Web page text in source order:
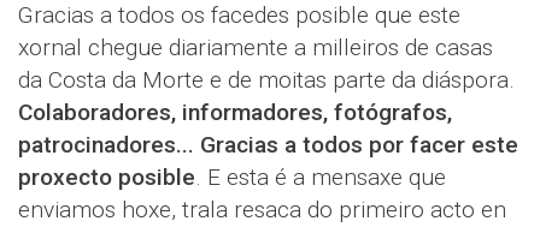
Gracias a todos os facedes posible que este
xornal chegue diariamente a milleiros de casas
da Costa da Morte e de moitas parte da diáspora.
Colaboradores, informadores, fotógrafos,
patrocinadores... Gracias a todos por facer este
proxecto posible. E esta é a mensaxe que
enviamos hoxe, trala resaca do primeiro acto en